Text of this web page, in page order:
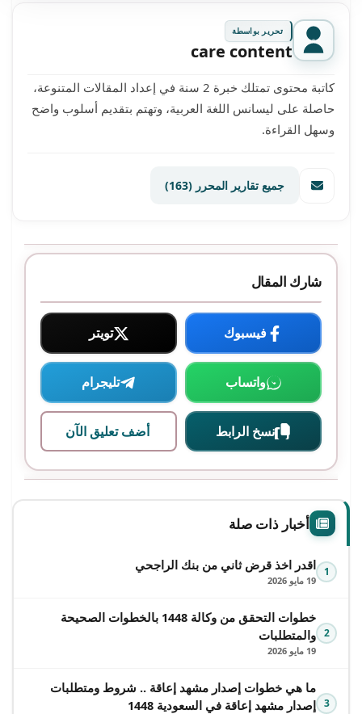
تحرير بواسطة
care content
كاتبة محتوى تمتلك خبرة 2 سنة في إعداد المقالات المتنوعة،
حاصلة على ليسانس اللغة العربية، وتهتم بتقديم أسلوب واضح
وسهل القراءة.
جميع تقارير المحرر (163)
شارك المقال
فيسبوك تويتر
واتساب تليجرام
نسخ الرابط أضف تعليق الآن
أخبار ذات صلة
1 اقدر اخذ قرض ثاني من بنك الراجحي
19 مايو 2026
2
خطوات التحقق من وكالة 1448 بالخطوات الصحيحة
والمتطلبات
19 مايو 2026
3
ما هي خطوات إصدار مشهد إعاقة .. شروط ومتطلبات
إصدار مشهد إعاقة في السعودية 1448